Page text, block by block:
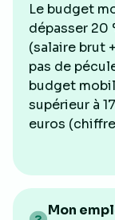
Le budget
dépasser 20
(salaire brut
pas de
budget
supérieur à
euros
Mon